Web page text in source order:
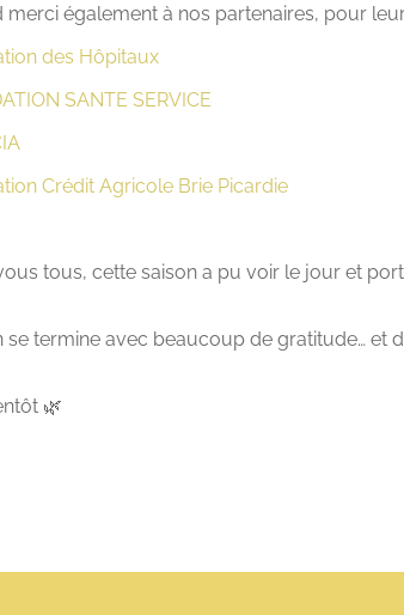
merci également à nos partenaires, pour
des Hôpitaux
SANTE SERVICE
Crédit Agricole Brie Picardie
tous, cette saison a pu voir le jour et
se termine avec beaucoup de gratitude… et
🌿